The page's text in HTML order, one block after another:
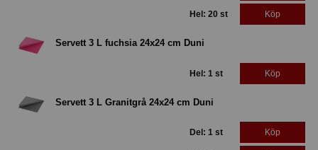
Hel: 20 st Köp
Servett 3 L fuchsia 24x24 cm Duni
Hel: 1 st Köp
Servett 3 L Granitgrå 24x24 cm Duni
Del: 1 st Köp